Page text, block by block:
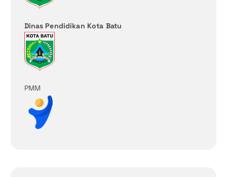
Dinas Pendidikan Kota Batu
PMM